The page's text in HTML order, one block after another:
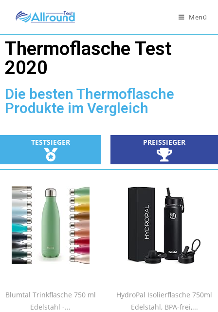
Menü
Thermoflasche Test
2020
Die besten Thermoflasche
Produkte im Vergleich
TESTSIEGER PREISSIEGER
Blumtal Trinkflasche 750 ml
Edelstahl -...
HydroPal Isolierflasche 750ml
Edelstahl, BPA-frei,...